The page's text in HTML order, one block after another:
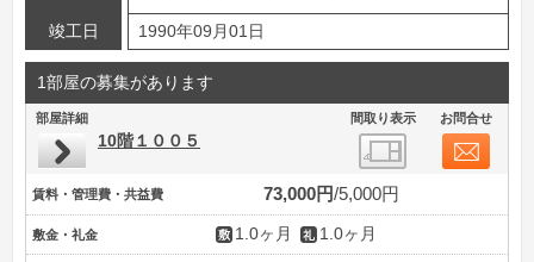
竣工日 1990年09月01日
1部屋の募集があります
部屋詳細 間取り表示 お問合せ
10階１００５
賃料・管理費・共益費 73,000円 5,000円
敷金・礼金 1.0ヶ月 1.0ヶ月